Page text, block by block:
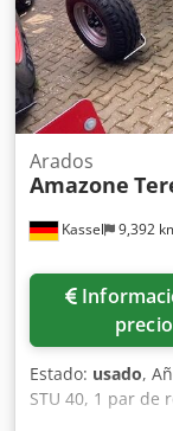
Kassel 9,392
Arados
Amazone
Información de
precio
Estado: usado,
STU 40, 1 par de
par / vástago de